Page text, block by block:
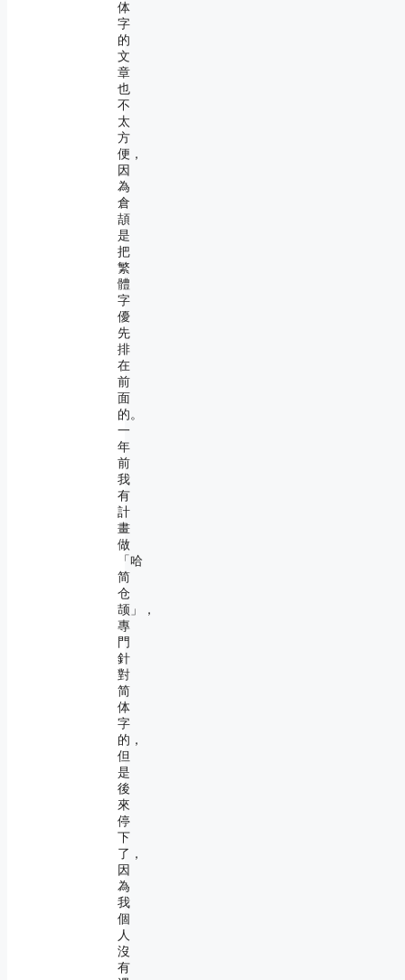
体
字
的
文
章
也
不
太
方
便，
因
為
倉
頡
是
把
繁
體
字
優
先
排
在
前
面
的。
一
年
前
我
有
計
畫
做
「哈
简
仓
颉」，
專
門
針
對
简
体
字
的，
但
是
後
來
停
下
了，
因
為
我
個
人
沒
有